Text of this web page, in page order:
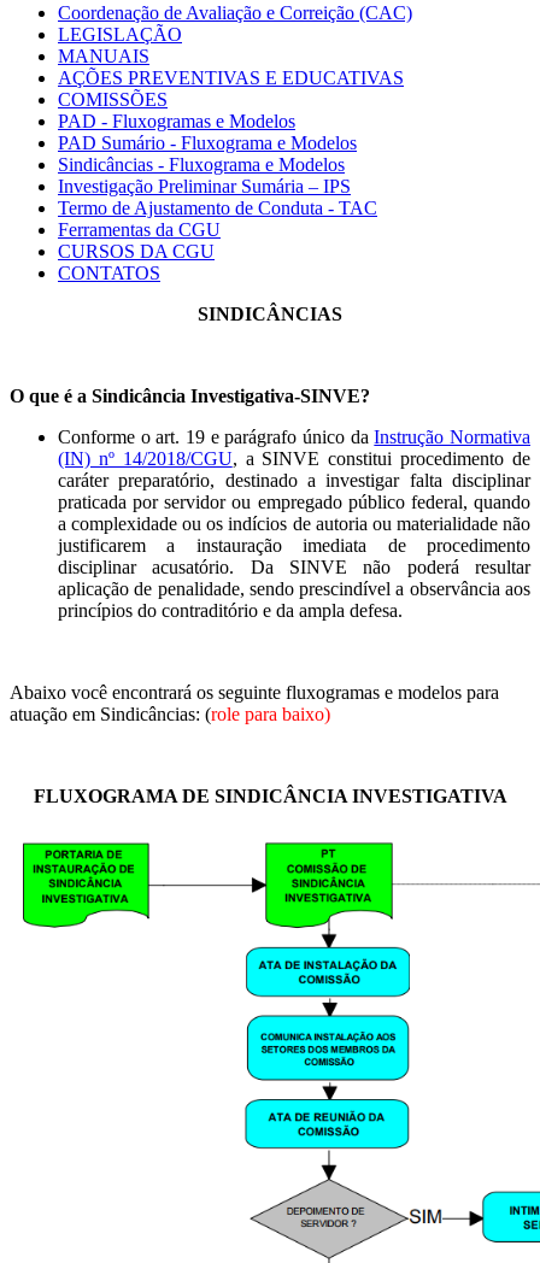
Coordenação de Avaliação e Correição (CAC)
LEGISLAÇÃO
MANUAIS
AÇÕES PREVENTIVAS E EDUCATIVAS
COMISSÕES
PAD - Fluxogramas e Modelos
PAD Sumário - Fluxograma e Modelos
Sindicâncias - Fluxograma e Modelos
Investigação Preliminar Sumária – IPS
Termo de Ajustamento de Conduta - TAC
Ferramentas da CGU
CURSOS DA CGU
CONTATOS
SINDICÂNCIAS
O que é a Sindicância Investigativa-SINVE?
Conforme o art. 19 e parágrafo único daInstrução Normativa
(IN) nº 14/2018/CGU, a SINVE constitui procedimento de
caráter preparatório, destinado a investigar falta disciplinar
praticada por servidor ou empregado público federal, quando
a complexidade ou os indícios de autoria ou materialidade não
justificarem a instauração imediata de procedimento
disciplinar acusatório. Da SINVE não poderá resultar
aplicação de penalidade, sendo prescindível a observância aos
princípios do contraditório e da ampla defesa.
Abaixo você encontrará os seguinte fluxogramas e modelos para
atuação em Sindicâncias: (role para baixo)
FLUXOGRAMA DE SINDICÂNCIA INVESTIGATIVA